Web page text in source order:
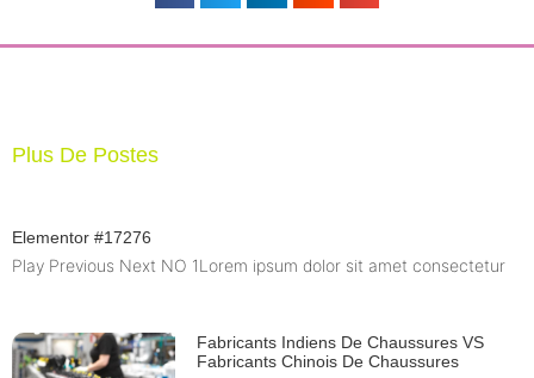
Plus De Postes
Elementor #17276
Play Previous Next NO 1Lorem ipsum dolor sit amet consectetur
Fabricants Indiens De Chaussures VS
Fabricants Chinois De Chaussures